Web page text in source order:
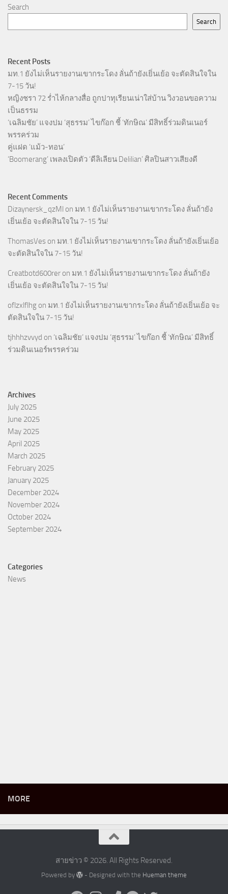
Search
Search
Recent Posts
มท.1 ยังไม่เห็นรายงานเขากระโดง ลั่นถ้ายังเยิ่นเย้อ จะตัดสินใจใน
7-15 วัน!
หญิงชรา 72 ร่ำไห้กลางสื่อ ถูกปาทุเรียนเน่าใส่บ้าน วิงวอนขอความ
เป็นธรรม
‘เฉลิมชัย’ แจงปม ‘สุธรรม’ ไขก๊อก ชี้ ‘ทักษิณ’ มีสิทธิ์ร่วมดินเนอร์
พรรคร่วม
คู่แฝด ‘แม้ว-ทอน’
‘Boomerang’ เพลงเปิดตัว ‘ดีลิเลียน Delilian’ ศิลปินสาวเสียงดี
Recent Comments
Dizaynersk_qzMl on มท.1 ยังไม่เห็นรายงานเขากระโดง ลั่นถ้ายัง
เยิ่นเย้อ จะตัดสินใจใน 7-15 วัน!
ThomasVes on มท.1 ยังไม่เห็นรายงานเขากระโดง ลั่นถ้ายังเยิ่นเย้อ
จะตัดสินใจใน 7-15 วัน!
Creatbotd600rer on มท.1 ยังไม่เห็นรายงานเขากระโดง ลั่นถ้ายัง
เยิ่นเย้อ จะตัดสินใจใน 7-15 วัน!
oflzxlflhg on มท.1 ยังไม่เห็นรายงานเขากระโดง ลั่นถ้ายังเยิ่นเย้อ จะ
ตัดสินใจใน 7-15 วัน!
tjhhhzvvyd on ‘เฉลิมชัย’ แจงปม ‘สุธรรม’ ไขก๊อก ชี้ ‘ทักษิณ’ มีสิทธิ์
ร่วมดินเนอร์พรรคร่วม
Archives
July 2025
June 2025
May 2025
April 2025
March 2025
February 2025
January 2025
December 2024
November 2024
October 2024
September 2024
Categories
News
MORE
สายข่าว © 2026. All Rights Reserved.
Powered by - Designed with the Hueman theme